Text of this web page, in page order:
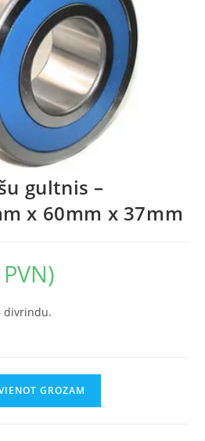
gultnis –
x 60mm x 37mm
divrindu.
GROZAM